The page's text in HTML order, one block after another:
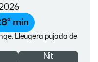
º min
Lleugera pujada de
Nit